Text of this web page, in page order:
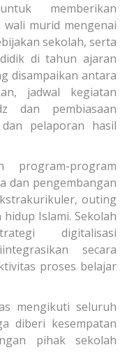
memberikan
wali murid mengenai
sekolah, serta
di tahun ajaran
disampaikan antara
jadwal kegiatan
dan pembiasaan
pelaporan hasil
program
dan pengembangan
outing
Islami. Sekolah
digitalisasi
secara
proses belajar
mengikuti seluruh
diberi kesempatan
pihak sekolah